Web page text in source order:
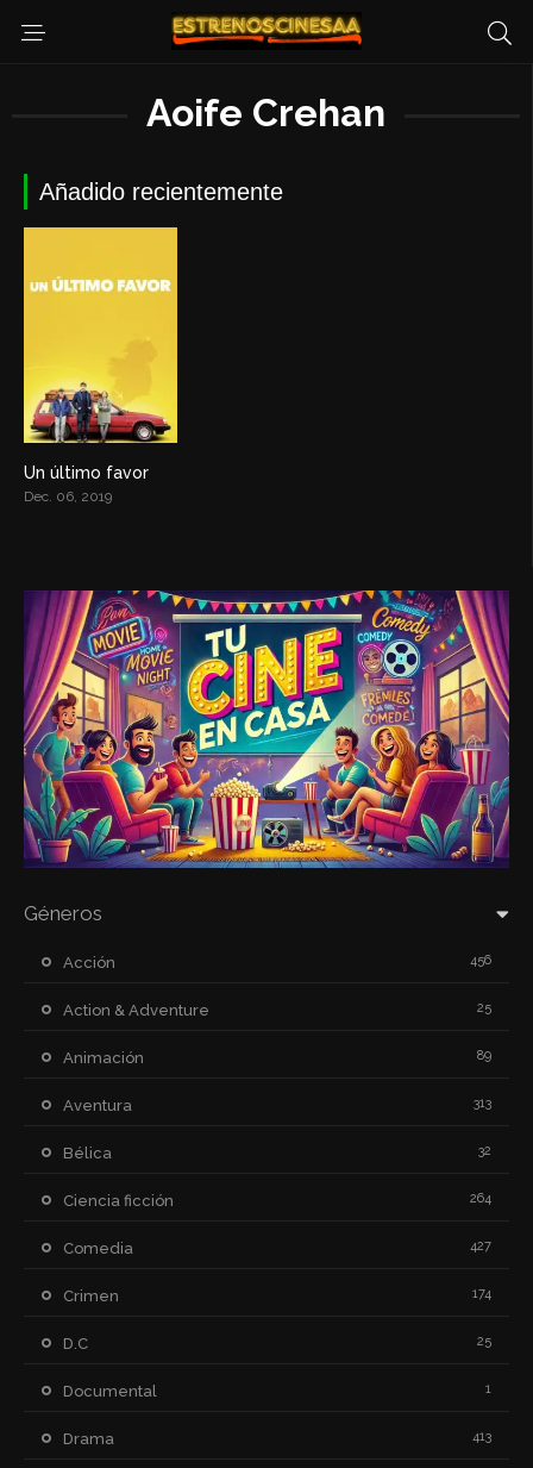
Aoife Crehan
Añadido recientemente
Un último favor
Dec. 06, 2019
Géneros
Acción 456
Action & Adventure 25
Animación 89
Aventura 313
Bélica 32
Ciencia ficción 264
Comedia 427
Crimen 174
D.C 25
Documental 1
Drama 413